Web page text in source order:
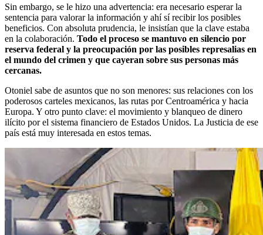
Sin embargo, se le hizo una advertencia: era necesario esperar la
sentencia para valorar la información y ahí sí recibir los posibles
beneficios. Con absoluta prudencia, le insistían que la clave estaba
en la colaboración. Todo el proceso se mantuvo en silencio por
reserva federal y la preocupación por las posibles represalias en
el mundo del crimen y que cayeran sobre sus personas más
cercanas.
Otoniel sabe de asuntos que no son menores: sus relaciones con los
poderosos carteles mexicanos, las rutas por Centroamérica y hacia
Europa. Y otro punto clave: el movimiento y blanqueo de dinero
ilícito por el sistema financiero de Estados Unidos. La Justicia de ese
país está muy interesada en estos temas.